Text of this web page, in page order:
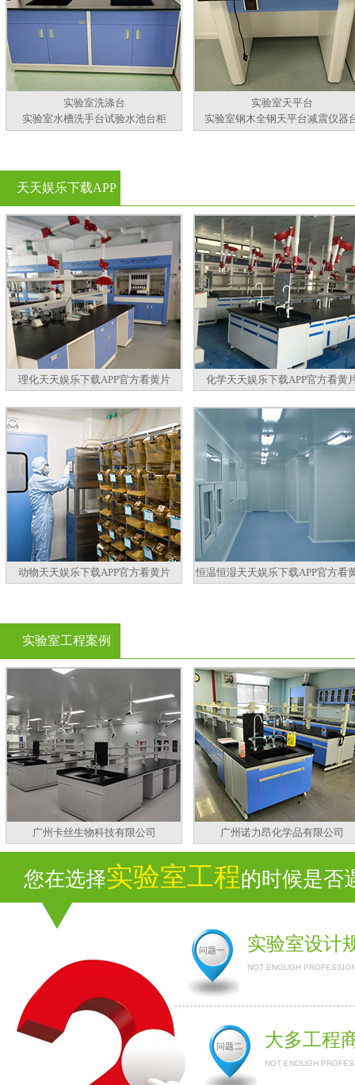
实验室洗涤台
实验室水槽洗手台试验水池台柜
实验室天平台
实验室钢木全钢天平台减震仪器
天天娱乐下载APP
官方看黄片
理化天天娱乐下载APP官方看黄片 化学天天娱乐下载APP官方看黄
动物天天娱乐下载APP官方看黄片 恒温恒湿天天娱乐下载APP官方看
实验室工程案例
广州卡丝生物科技有限公司 广州诺力昂化学品有限公司
您在选择实验室工程的时候是否
问题一 实验室设计
NOT ENOUGH
问题二 大多工程
NOT ENOUGH